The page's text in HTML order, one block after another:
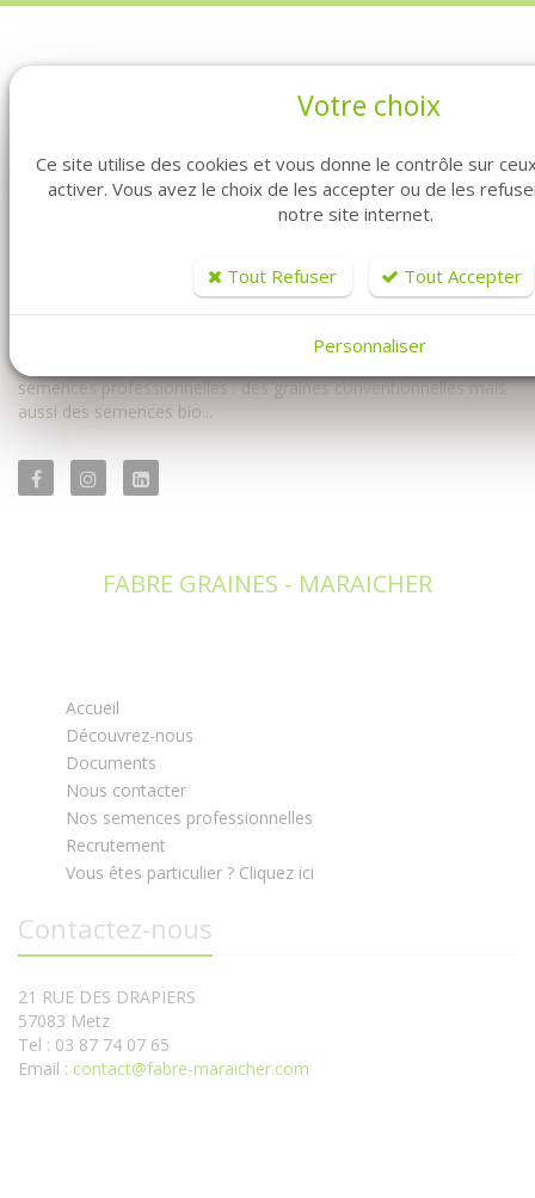
bon endroit. Fabre Graines vous propose la vente de graines en
ligne pour vous les professionnels.
Vous y trouverez à la fois notre univers conventionnel mais
semences professionnelles : des graines conventionnelles mais
aussi des semences bio...
FABRE GRAINES - MARAICHER
Accueil
Découvrez-nous
Documents
Nous contacter
Nos semences professionnelles
Recrutement
Vous êtes particulier ? Cliquez ici
Contactez-nous
21 RUE DES DRAPIERS
57083 Metz
Tel : 03 87 74 07 65
Email : contact@fabre-maraicher.com
Votre choix
Ce site utilise des cookies et vous donne le contrôle sur
activer. Vous avez le choix de les accepter ou de les
notre site internet.
Tout Refuser Tout Accepter
Personnaliser